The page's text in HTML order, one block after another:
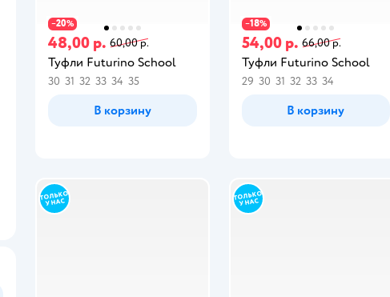
−20%
48,00 р. 60,00 р.
Туфли Futurino School
30 31 32 33 34 35
В корзину
−18%
54,00 р. 66,00 р.
Туфли Futurino School
29 30 31 32 33 34
В корзину